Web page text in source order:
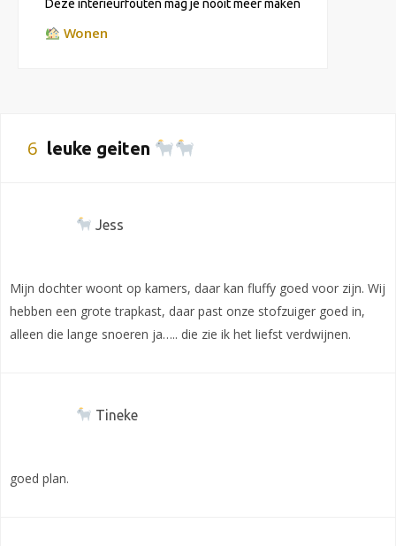
Deze interieurfouten mag je nooit meer maken
Wonen
6 leuke geiten
Jess
Mijn dochter woont op kamers, daar kan fluffy goed voor zijn. Wij
hebben een grote trapkast, daar past onze stofzuiger goed in,
alleen die lange snoeren ja….. die zie ik het liefst verdwijnen.
Tineke
goed plan.